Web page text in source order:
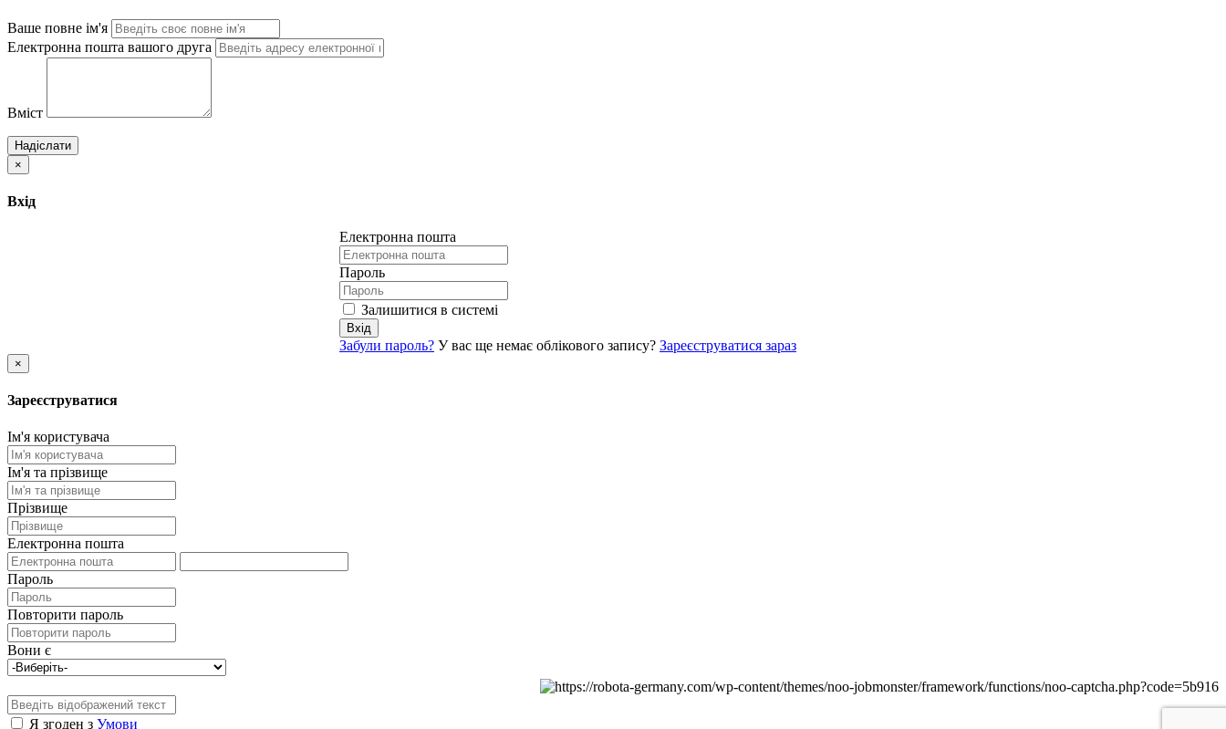
Ваше повне ім'я
Електронна пошта вашого друга
Вміст
Надіслати
×
Вхід
Електронна пошта
Пароль
Залишитися в системі
Вхід
Забули пароль? У вас ще немає облікового запису? Зареєструватися зараз
×
Зареєструватися
Ім'я користувача
Ім'я та прізвище
Прізвище
Електронна пошта
Пароль
Повторити пароль
Вони є
Я згоден з Умови